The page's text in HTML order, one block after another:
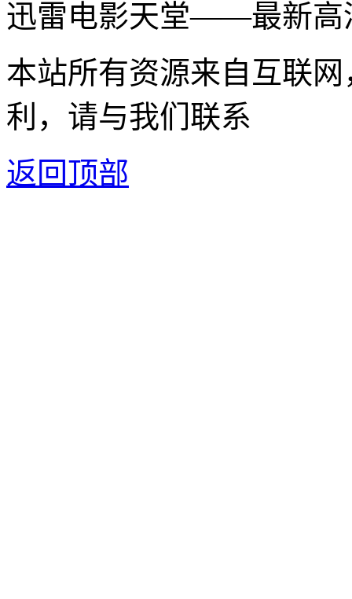
迅雷电影天堂——最新高
本站所有资源来自互联
利，请与我们联系
返回顶部